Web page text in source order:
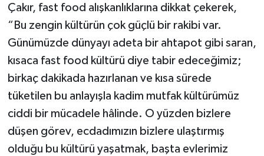
Çakır, fast food alışkanlıklarına dikkat çekerek,
“Bu zengin kültürün çok güçlü bir rakibi var.
Günümüzde dünyayı adeta bir ahtapot gibi saran,
kısaca fast food kültürü diye tabir edeceğimiz;
birkaç dakikada hazırlanan ve kısa sürede
tüketilen bu anlayışla kadim mutfak kültürümüz
ciddi bir mücadele hâlinde. O yüzden bizlere
düşen görev, ecdadımızın bizlere ulaştırmış
olduğu bu kültürü yaşatmak, başta evlerimiz